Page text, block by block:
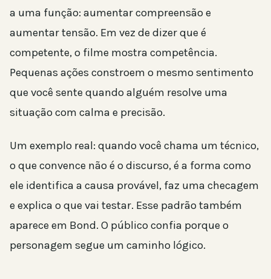
a uma função: aumentar compreensão e
aumentar tensão. Em vez de dizer que é
competente, o filme mostra competência.
Pequenas ações constroem o mesmo sentimento
que você sente quando alguém resolve uma
situação com calma e precisão.
Um exemplo real: quando você chama um técnico,
o que convence não é o discurso, é a forma como
ele identifica a causa provável, faz uma checagem
e explica o que vai testar. Esse padrão também
aparece em Bond. O público confia porque o
personagem segue um caminho lógico.